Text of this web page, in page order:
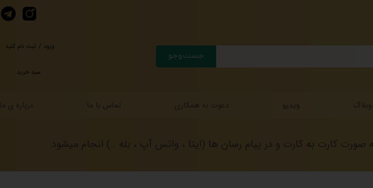
جست وجو
ورود / ثبت نام کنید
وبلاگ ویدیو دعوت به همکاری تماس با ما درباره ی
سبد خرید
کارت به کارت و در پیام رسان ها (ایتا ، واتس آپ ، بله ..) انجام میشود.